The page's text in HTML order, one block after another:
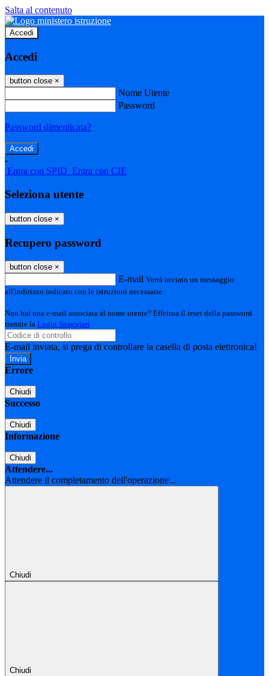
Salta al contenuto
Accedi
Accedi
button close ×
Nome Utente
Password
Password dimenticata?
-
Entra con SPID Entra con CIE
Seleziona utente
button close ×
Recupero password
button close ×
E-mail Verrà inviato un messaggio
all'indirizzo indicato con le istruzioni necessarie.
Non hai una e-mail associata al nome utente? Effettua il reset della password
tramite la Login Spaggiari
E-mail inviata, si prega di controllare la casella di posta elettronica!
Errore
Chiudi
Successo
Chiudi
Informazione
Chiudi
Attendere...
Attendere il completamento dell'operazione...
Chiudi
Chiudi